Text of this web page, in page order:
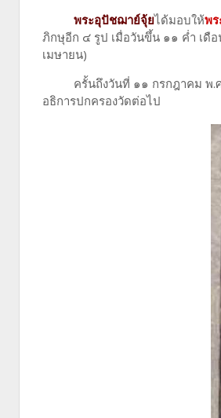
พระอุปัชฌาย์จุ้ยได้มอบให้พ
ภิกษุอีก ๔ รูป เมื่อวันขึ้น ๑๑ ค่ำ เ
เมษายน)
ครั้นถึงวันที่ ๑๑ กรกฎาคม พ.
อธิการปกครองวัดต่อไป